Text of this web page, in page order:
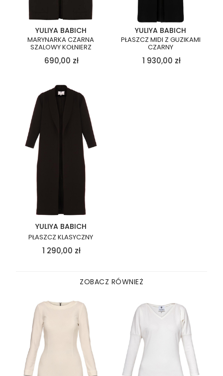
YULIYA BABICH
MARYNARKA CZARNA
SZALOWY KOŁNIERZ
690,00 zł
YULIYA BABICH
PŁASZCZ MIDI Z GUZIKAMI
CZARNY
1 930,00 zł
YULIYA BABICH
PŁASZCZ KLASYCZNY
1 290,00 zł
ZOBACZ RÓWNIEŻ